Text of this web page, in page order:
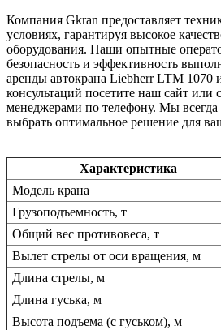
Компания Gkran предоставляет
условиях, гарантируя высокое
оборудования. Наши опытные
безопасность и эффективность
аренды автокрана Liebherr LTM 1070
консультаций посетите наш сайт или
менеджерами по телефону. Мы
выбрать оптимальное решение для
Характеристика
Модель крана
Грузоподъемность, т
Общий вес противовеса, т
Вылет стрелы от оси вращения, м
Длина стрелы, м
Длина гуська, м
Высота подъема (с гуськом), м